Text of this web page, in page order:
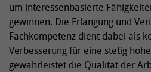
um interessenbasierte
gewinnen. Die Erlangung und
Fachkompetenz dient dabei als
Verbesserung für eine stetig
gewährleistet die Qualität der